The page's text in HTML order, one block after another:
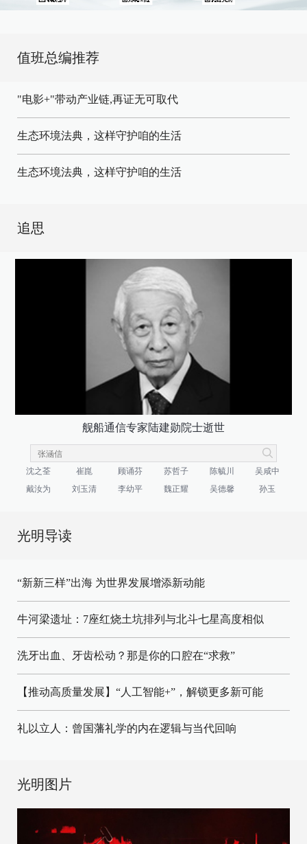
值班总编推荐
"电影+"带动产业链,再证无可取代
生态环境法典，这样守护咱的生活
生态环境法典，这样守护咱的生活
追思
舰船通信专家陆建勋院士逝世
沈之荃 崔崑 顾诵芬 苏哲子 陈毓川
吴咸中
戴汝为
刘玉清 李幼平 魏正耀 吴德馨 孙玉
光明导读
“新新三样”出海 为世界发展增添新动能
牛河梁遗址：7座红烧土坑排列与北斗七星高度相似
洗牙出血、牙齿松动？那是你的口腔在“求救”
【推动高质量发展】“人工智能+”，解锁更多新可能
礼以立人：曾国藩礼学的内在逻辑与当代回响
光明图片